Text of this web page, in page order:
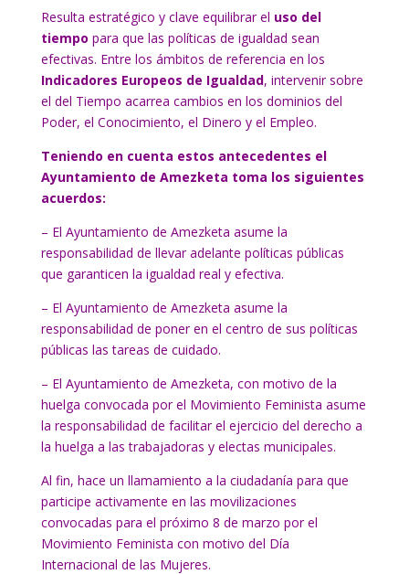
Resulta estratégico y clave equilibrar el uso del
tiempo para que las políticas de igualdad sean
efectivas. Entre los ámbitos de referencia en los
Indicadores Europeos de Igualdad, intervenir sobre
el del Tiempo acarrea cambios en los dominios del
Poder, el Conocimiento, el Dinero y el Empleo.
Teniendo en cuenta estos antecedentes el
Ayuntamiento de Amezketa toma los siguientes
acuerdos:
– El Ayuntamiento de Amezketa asume la
responsabilidad de llevar adelante políticas públicas
que garanticen la igualdad real y efectiva.
– El Ayuntamiento de Amezketa asume la
responsabilidad de poner en el centro de sus políticas
públicas las tareas de cuidado.
– El Ayuntamiento de Amezketa, con motivo de la
huelga convocada por el Movimiento Feminista asume
la responsabilidad de facilitar el ejercicio del derecho a
la huelga a las trabajadoras y electas municipales.
Al fin, hace un llamamiento a la ciudadanía para que
participe activamente en las movilizaciones
convocadas para el próximo 8 de marzo por el
Movimiento Feminista con motivo del Día
Internacional de las Mujeres.